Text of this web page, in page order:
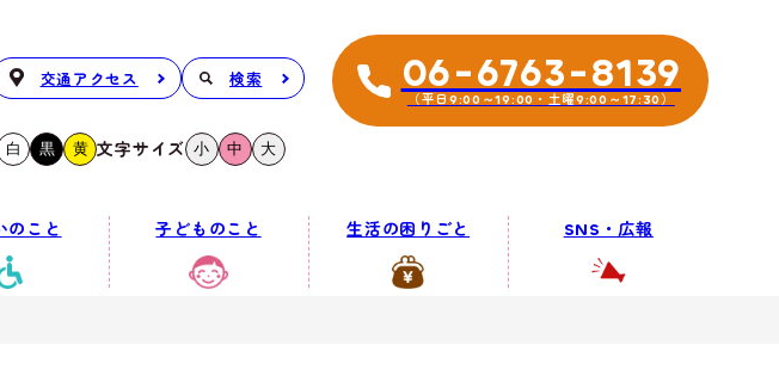
交通アクセス 検索
白 黒 黄 文字サイズ 小 中 大
06-6763-8139
（平日9:00～19:00・土曜9:00～17:30）
のこと 子どものこと 生活の困りごと SNS・広報